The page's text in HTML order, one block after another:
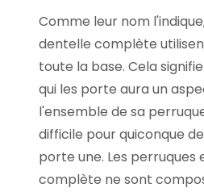
Comme leur nom
dentelle complète
toute la base. Cela
qui les porte aura un
l'ensemble de sa
difficile pour quiconque
porte une. Les perruques
complète ne sont